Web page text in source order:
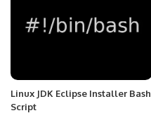
Linux JDK Eclipse Installer Bash
Script